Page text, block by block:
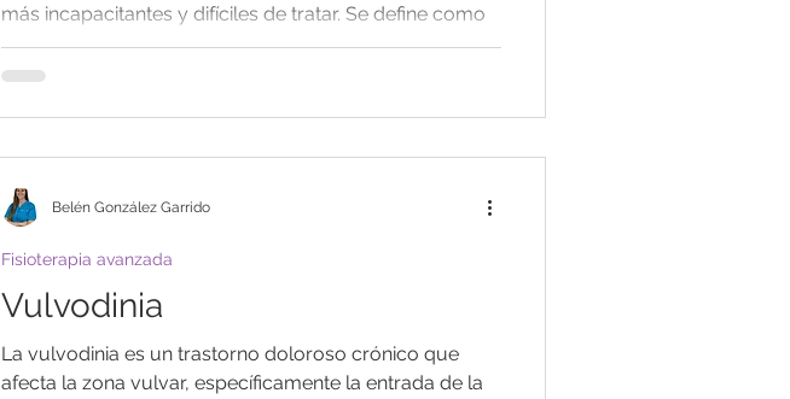
más incapacitantes y difíciles de tratar. Se define como
aquel dolor que persiste...
Vulvodinia
La vulvodinia es un trastorno doloroso crónico que
afecta la zona vulvar, específicamente la entrada de la
Fisioterapia avanzada
Belén González Garrido